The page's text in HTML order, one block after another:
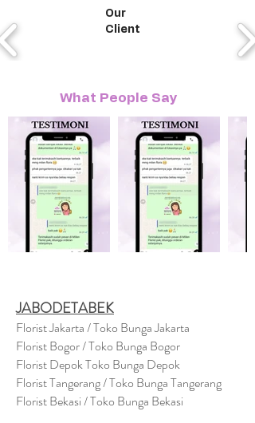
Our
Client
What People Say
JABODETABEK
Florist Jakarta / Toko Bunga Jakarta
Florist Bogor / Toko Bunga Bogor
Florist Depok Toko Bunga Depok
Florist Tangerang / Toko Bunga Tangerang
Florist Bekasi / Toko Bunga Bekasi